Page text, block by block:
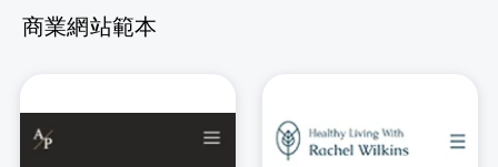
商業網站範本